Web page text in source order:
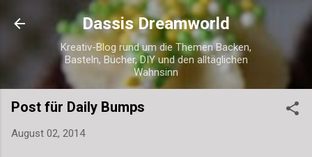
Direkt zum Hauptbereich
Dassis Dreamworld
Kreativ-Blog rund um die Themen Backen,
Basteln, Bücher, DIY und den alltäglichen
Wahnsinn
Post für Daily Bumps
August 02, 2014